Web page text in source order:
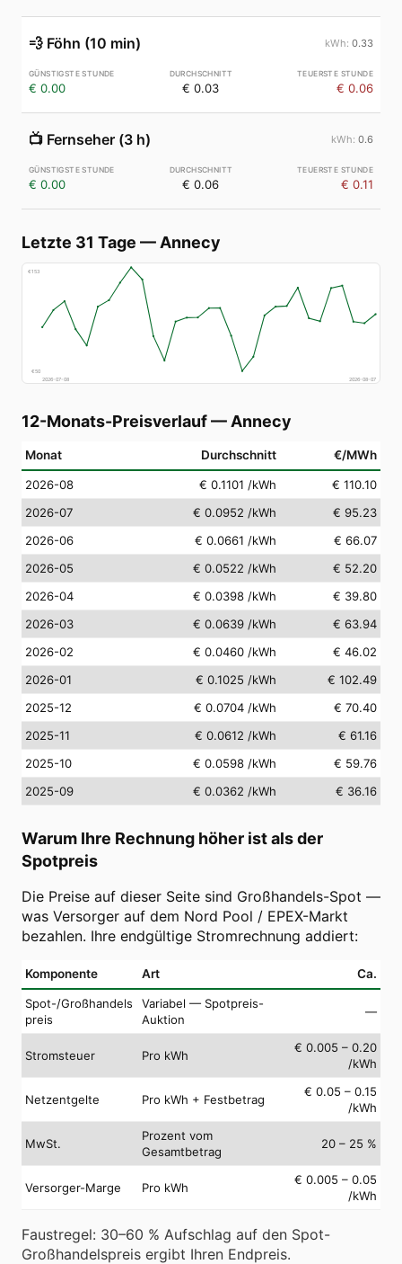
💨 Föhn (10 min) 0.33
€ 0.00 € 0.03 € 0.06
📺 Fernseher (3 h) 0.6
€ 0.00 € 0.06 € 0.11
Letzte 31 Tage — Annecy
€153
€50
2026-07-08
2026-08-07
12-Monats-Preisverlauf— Annecy
Monat Durchschnitt €/MWh
2026-08 € 0.1101 /kWh
€ 110.10
2026-07
€ 0.0952 /kWh
€ 95.23
2026-06
€ 0.0661 /kWh
€ 66.07
2026-05
€ 0.0522 /kWh
€ 52.20
2026-04
€ 0.0398 /kWh
€ 39.80
2026-03
€ 0.0639 /kWh
€ 63.94
2026-02
€ 0.0460 /kWh
€ 46.02
2026-01
€ 0.1025 /kWh
€ 102.49
2025-12
€ 0.0704 /kWh
€ 70.40
2025-11
€ 0.0612 /kWh
€ 61.16
2025-10
€ 0.0598 /kWh
€ 59.76
2025-09
€ 0.0362 /kWh € 36.16
Warum Ihre Rechnung höher ist als der
Spotpreis
Die Preise auf dieser Seite sind Großhandels-Spot —
was Versorger auf dem Nord Pool / EPEX-Markt
bezahlen. Ihre endgültige Stromrechnung addiert:
Komponente Art Ca.
Spot-/Großhandels
preis
Variabel — Spotpreis-
Auktion
—
Stromsteuer Pro kWh
€ 0.005 – 0.20
/kWh
Netzentgelte Pro kWh + Festbetrag
€ 0.05 – 0.15
/kWh
MwSt.
Prozent vom
Gesamtbetrag
20 – 25 %
Versorger-Marge Pro kWh
€ 0.005 – 0.05
/kWh
Faustregel: 30–60 % Aufschlag auf den Spot-
Großhandelspreis ergibt Ihren Endpreis.